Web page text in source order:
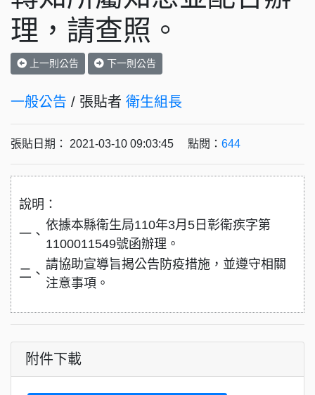
理，請查照。
上一則公告 下一則公告
一般公告 / 張貼者 衛生組長
張貼日期： 2021-03-10 09:03:45 點閱： 644
說明：
一、
依據本縣衛生局110年3月5日彰衛疾字第
1100011549號函辦理。
二、
請協助宣導旨揭公告防疫措施，並遵守相關
注意事項。
附件下載